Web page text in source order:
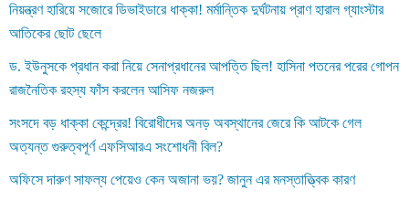
নিয়ন্ত্রণ হারিয়ে সজোরে ডিভাইডারে ধাক্কা! মর্মান্তিক দুর্ঘটনায় প্রাণ হারাল গ্যাংস্টার
আতিকের ছোট ছেলে
ড. ইউনুসকে প্রধান করা নিয়ে সেনাপ্রধানের আপত্তি ছিল! হাসিনা পতনের পরের গোপন
রাজনৈতিক রহস্য ফাঁস করলেন আসিফ নজরুল
সংসদে বড় ধাক্কা কেন্দ্রের! বিরোধীদের অনড় অবস্থানের জেরে কি আটকে গেল
অত্যন্ত গুরুত্বপূর্ণ এফসিআরএ সংশোধনী বিল?
অফিসে দারুণ সাফল্য পেয়েও কেন অজানা ভয়? জানুন এর মনস্তাত্ত্বিক কারণ